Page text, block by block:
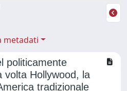
metadati
politicamente
volta Hollywood, la
tradizionale